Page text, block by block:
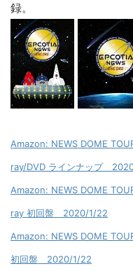
録。
Amazon: NEWS DOME
ray/DVD ラインナップ
Amazon: NEWS DOME
ray 初回盤 2020/1/22
Amazon: NEWS DOME
初回盤 2020/1/22